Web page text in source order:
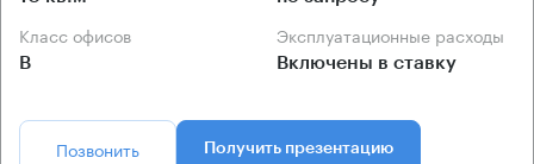
Класс офисов
B
Эксплуатационные расходы
Включены в ставку
Позвонить Получить презентацию